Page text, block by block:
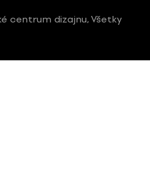
centrum dizajnu, Všetky